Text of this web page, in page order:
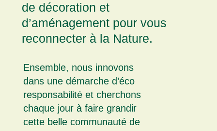
de décoration et
d’aménagement pour vous
reconnecter à la Nature.
Ensemble, nous innovons
dans une démarche d’éco
responsabilité et cherchons
chaque jour à faire grandir
cette belle communauté de